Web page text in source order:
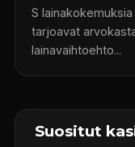
S lainakokemuksia S lainaan liittyvät kokemukset
tarjoavat
lainavaihtoehto...
Suositut